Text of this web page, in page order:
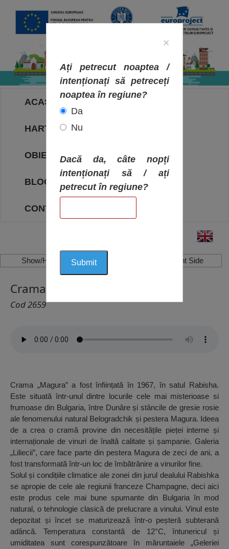
ACASA
HARTA OBIECTIVELOR
OBIECTIVE
BLOG
CONTACT
Show/Hide Left Side Show/Hide Right Side
Crama “Măgura”, Rabisha
Cod 2659
Crama „Magura” a fost înființată în 1967, în satul Rabisha.
Este situată într-unul dintre locurile cele mai misterioase si
frumoase din Bulgaria, între Dunăre și stâncile de gresie rosie
ale fenomenului natural Belogradchik și pestera Magura. Ideea
de a crea o cramă provine din necesitățile pieței interne și
internaționale de vinuri de înaltă calitate și șampanie. Galeria
„Liliecii”, care face parte din pestera Magura de zeci de ani, a
fost transformată într-un loc de îmbătrânire a vinurilor fine.
Solul și condițiile climatice ale zonei din jurul dealului Rabishka
se apropie de cele ale regiunii franceze Champagne, deci aici
este produs cele mai bune spumante din Bulgaria în mod
natural, o tehnologie clasică de prelucrare a vinului. Vinul este
depozitat și încet se maturizează într-o peșteră subterană
adâncă. Temperatura constantă de 12°C, întunericul și
umiditatea sunt corespunzătoare în măruntaiele „Geleriei
×
Ați petrecut noaptea /
intenționați să petreceți
noaptea în regiune?
Da
Nu
Dacă da, câte nopți
intenționați să / ați
petrecut în regiune?